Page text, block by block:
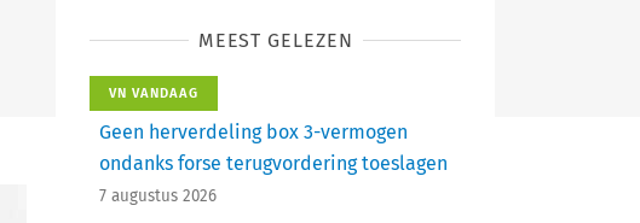
MEEST GELEZEN
VN VANDAAG
Geen herverdeling box 3-vermogen
ondanks forse terugvordering toeslagen
7 augustus 2026